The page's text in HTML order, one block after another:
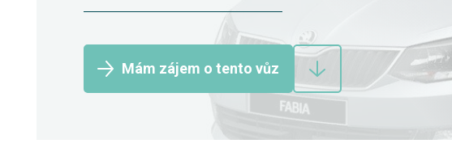
Mám zájem o tento vůz